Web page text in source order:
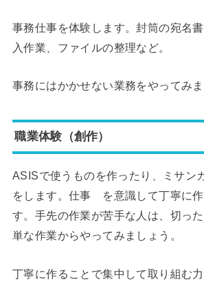
事務仕事を体験します。封筒の宛名
入作業、ファイルの整理など。
事務にはかかせない業務をやってみま
職業体験（創作）
ASISで使うものを作ったり、ミサン
をします。仕事 を意識して丁寧に作
す。手先の作業が苦手な人は、切っ
単な作業からやってみましょう。
丁寧に作ることで集中して取り組む